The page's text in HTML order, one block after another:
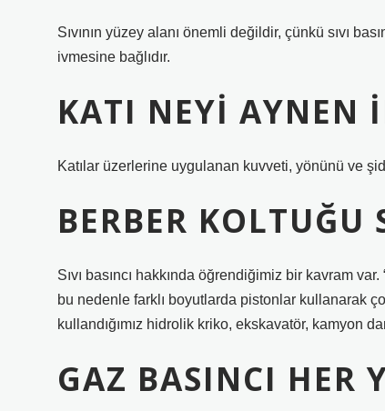
Sıvının yüzey alanı önemli değildir, çünkü sıvı
ivmesine bağlıdır.
KATI NEYI AYNEN
Katılar üzerlerine uygulanan kuvveti, yönünü ve
BERBER
Sıvı basıncı hakkında öğrendiğimiz bir kavram
bu nedenle farklı boyutlarda pistonlar kullanarak
kullandığımız hidrolik kriko, ekskavatör, kamyon
GAZ BASINCI HER